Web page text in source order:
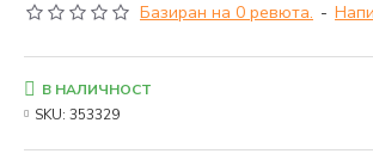
Базиран на 0 ревюта. -
В НАЛИЧНОСТ
SKU: 353329